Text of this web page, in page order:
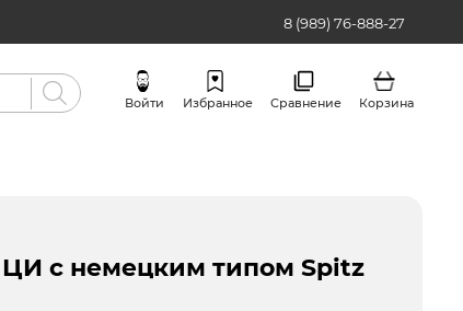
8 (989) 76-888-27
Войти Избранное Сравнение Корзина
ЦИ с немецким типом Spitz